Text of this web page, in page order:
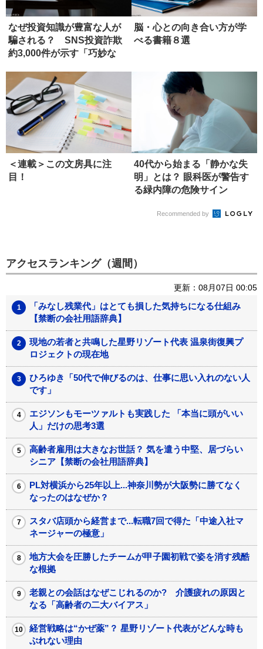
なぜ投資知識が豊富な人が
騙される？ SNS投資詐欺
約3,000件が示す「巧妙な
脳・心との向き合い方が学
べる書籍８選
＜連載＞この文房具に注
目！
40代から始まる「静かな失
明」とは？ 眼科医が警告す
る緑内障の危険サイン
Recommended by
アクセスランキング（週間）
更新：08月07日 00:05
「みなし残業代」はとても損した気持ちになる仕組み
【禁断の会社用語辞典】
現地の若者と共鳴した星野リゾート代表 温泉街復興プ
ロジェクトの現在地
ひろゆき「50代で伸びるのは、仕事に思い入れのない人
です」
エジソンもモーツァルトも実践した 「本当に頭がいい
人」だけの思考3選
高齢者雇用は大きなお世話？ 気を遣う中堅、居づらい
シニア【禁断の会社用語辞典】
PL対横浜から25年以上...神奈川勢が大阪勢に勝てなく
なったのはなぜか？
スタバ店頭から経営まで...転職7回で得た「中途入社マ
ネージャーの極意」
地方大会を圧勝したチームが甲子園初戦で姿を消す残酷
な根拠
老親との会話はなぜこじれるのか? 介護疲れの原因と
なる「高齢者の二大バイアス」
経営戦略は“かぜ薬”？ 星野リゾート代表がどんな時も
ぶれない理由